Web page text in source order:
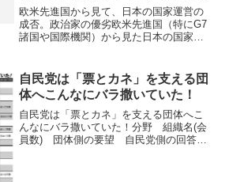
ずに過ごしている乗客」のような
もの
欧米先進国から見て、日本の国家運営の
成否。政治家の優劣欧米先進国（特にG7
諸国や国際機関）から見た日本の国家運
期的な戦略欠如への落胆」という二極化
されたものです。あなた...
自民党は「票とカネ」を支える団
体へこんなにバラ撒いていた！
自民党は「票とカネ」を支える団体へこ
んなにバラ撒いていた！分野 組織名(会
員数) 団体側の要望 自民党側の回答